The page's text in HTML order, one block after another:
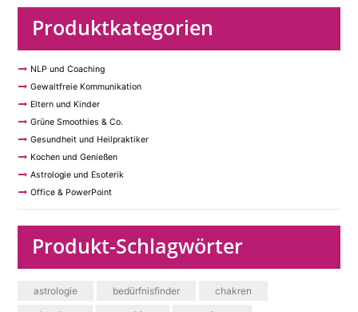
Produktkategorien
NLP und Coaching
Gewaltfreie Kommunikation
Eltern und Kinder
Grüne Smoothies & Co.
Gesundheit und Heilpraktiker
Kochen und Genießen
Astrologie und Esoterik
Office & PowerPoint
Produkt-Schlagwörter
astrologie bedürfnisfinder
chakren